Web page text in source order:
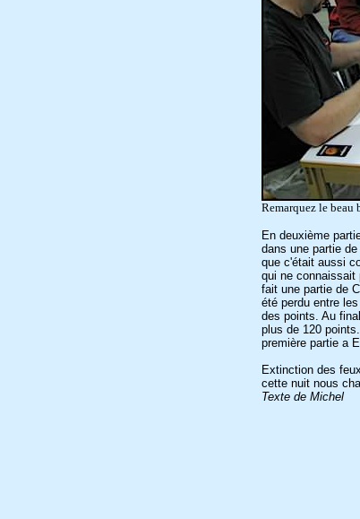
Remarquez le beau
En deuxième
dans une partie
que c'était aussi
qui ne connaissait
fait une partie de
été perdu entre
des points. Au
plus de 120
première partie a
Extinction des
cette nuit nous
Texte de Michel